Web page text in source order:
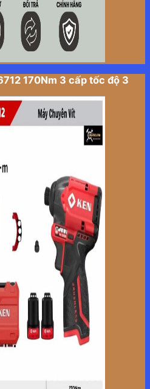
170Nm 3 cấp tốc độ 3